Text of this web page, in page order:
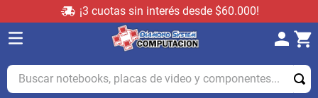
¡3 cuotas sin interés desde $60.000!
Buscar notebooks, placas de video y componentes...